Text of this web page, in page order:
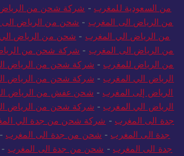
من السعودية للمغرب - شركة شحن من
من الرياض الى المغرب - شحن من الرياض الى
من الرياض الي المغرب - شحن من الرياض
من الرياض الى المغرب - شركة شحن من
من الرياض للمغرب - شركة شحن من الرياض
الرياض الي المغرب - شركة شحن من الرياض
الرياض إلى المغرب - شحن عفش من الرياض
الرياض الي المغرب - شركة شحن من الرياض
جدة الى المغرب - شركة شحن من جدة الي
جدة الى المغرب - شحن من جدة الى المغرب -
جدة الى المغرب - شحن من جدة الى المغرب -